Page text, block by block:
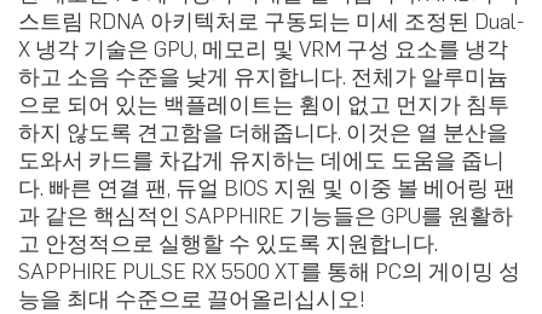
스트림 RDNA 아키텍처로 구동되는 미세 조정된 Dual-
X 냉각 기술은 GPU, 메모리 및 VRM 구성 요소를 냉각
하고 소음 수준을 낮게 유지합니다. 전체가 알루미늄
으로 되어 있는 백플레이트는 휨이 없고 먼지가 침투
하지 않도록 견고함을 더해줍니다. 이것은 열 분산을
도와서 카드를 차갑게 유지하는 데에도 도움을 줍니
다. 빠른 연결 팬, 듀얼 BIOS 지원 및 이중 볼 베어링 팬
과 같은 핵심적인 SAPPHIRE 기능들은 GPU를 원활하
고 안정적으로 실행할 수 있도록 지원합니다.
SAPPHIRE PULSE RX 5500 XT를 통해 PC의 게이밍 성
능을 최대 수준으로 끌어올리십시오!